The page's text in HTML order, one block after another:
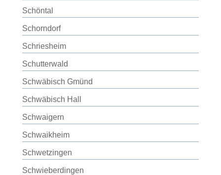
Schöntal
Schorndorf
Schriesheim
Schutterwald
Schwäbisch Gmünd
Schwäbisch Hall
Schwaigern
Schwaikheim
Schwetzingen
Schwieberdingen